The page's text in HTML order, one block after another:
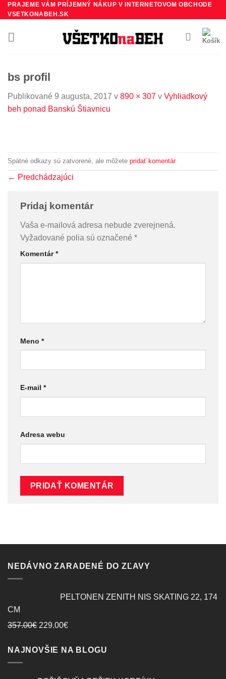
Preskočiť
na
obsah
PRAJEME VÁM PRÍJEMNÝ NÁKUP V INTERNETOVOM OBCHODE
VSETKONABEH.SK
bs profil
Publikované 9 augusta, 2017 v 890 × 307 v Vyhliadkový
beh ponad Banskú Štiavnicu
Spätné odkazy sú zatvorené, ale môžete pridať komentár.
← Predchádzajúci
Pridaj komentár
Vaša e-mailová adresa nebude zverejnená.
Vyžadované polia sú označené *
Komentár*
Meno *
E-mail *
Adresa webu
NEDÁVNO ZARADENÉ DO ZĽAVY
PELTONEN ZENITH NIS SKATING 22, 174
CM
357.00€ Original
was:
229.00€Current
is:
NAJNOVŠIE NA BLOGU